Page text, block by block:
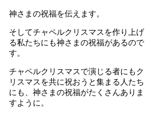
神さまの祝福を伝えます。
そしてチャペルクリスマスを作り上げ
る私たちにも神さまの祝福があるので
す。
チャペルクリスマスで演じる者にもク
リスマスを共に祝おうと集まる人たち
にも、神さまの祝福がたくさんありま
すように。